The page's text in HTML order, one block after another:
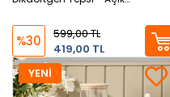
%30
599,00 TL
419,00 TL
YENİ